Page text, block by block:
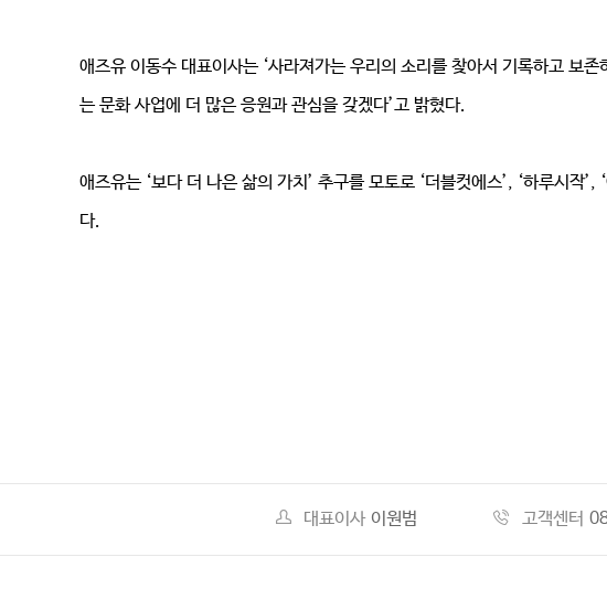
애즈유 이동수 대표이사는 ‘사라져가는 우리의 소리를 찾아서 기록하고 보
는 문화 사업에 더 많은 응원과 관심을 갖겠다’고 밝혔다.
애즈유는 ‘보다 더 나은 삶의 가치’ 추구를 모토로 ‘더블컷에스’, ‘하루시작
다.
대표이사 이원범 고객센터